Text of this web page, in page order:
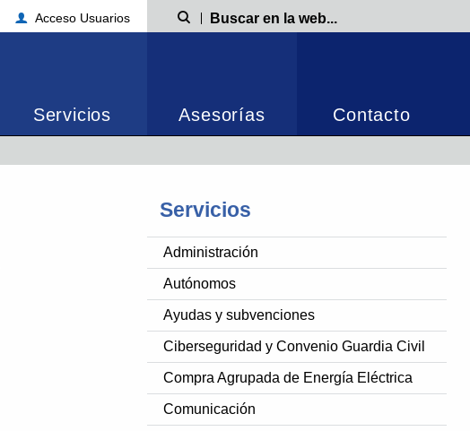
Acceso Usuarios Búsqueda
Servicios Asesorías Contacto
Servicios
Administración
Autónomos
Ayudas y subvenciones
Ciberseguridad y Convenio Guardia Civil
Compra Agrupada de Energía Eléctrica
Comunicación